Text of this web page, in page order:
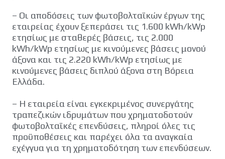
– Οι αποδόσεις των φωτοβολταϊκών έργων της
εταιρείας έχουν ξεπεράσει τις 1.600 kWh/kWp
ετησίως με σταθερές βάσεις, τις 2.000
kWh/kWp ετησίως με κινούμενες βάσεις μονού
άξονα και τις 2.220 kWh/kWp ετησίως με
κινούμενες βάσεις διπλού άξονα στη Βόρεια
Ελλάδα.
– Η εταιρεία είναι εγκεκριμένος συνεργάτης
τραπεζικών ιδρυμάτων που χρηματοδοτούν
φωτοβολταϊκές επενδύσεις, πληροί όλες τις
προϋποθέσεις και παρέχει όλα τα αναγκαία
εχέγγυα για τη χρηματοδότηση των επενδύσεων.